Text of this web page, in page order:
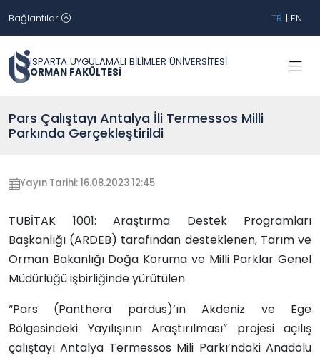
Bağlantılar TR | EN
ISPARTA UYGULAMALI BİLİMLER ÜNİVERSİTESİ
ORMAN FAKÜLTESİ
Pars Çalıştayı Antalya İli Termessos Milli
Parkında Gerçekleştirildi
Yayın Tarihi: 16.08.2023 12:45
TÜBİTAK 1001: Araştırma Destek Programları
Başkanlığı (ARDEB) tarafından desteklenen, Tarım ve
Orman Bakanlığı Doğa Koruma ve Milli Parklar Genel
Müdürlüğü işbirliğinde yürütülen
“Pars (Panthera pardus)’ın Akdeniz ve Ege
Bölgesindeki Yayılışının Araştırılması” projesi açılış
çalıştayı Antalya Termessos Mili Parkı’ndaki Anadolu